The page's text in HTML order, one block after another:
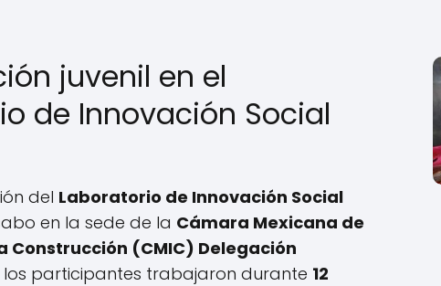
juvenil en el
de Innovación Social
del Laboratorio de Innovación Social
en la sede de la Cámara Mexicana de
Construcción (CMIC) Delegación
los participantes trabajaron durante 12